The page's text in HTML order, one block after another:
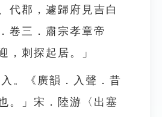
代郡，遽歸府見吉白
卷三．肅宗孝章帝
，刺探起居。」
。《廣韻．入聲．昔
。」宋．陸游〈出塞